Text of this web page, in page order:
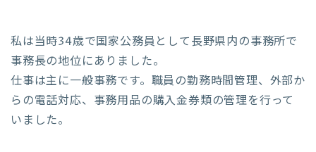
私は当時34歳で国家公務員として長野県内の事務所で
事務長の地位にありました。
仕事は主に一般事務です。職員の勤務時間管理、外部か
らの電話対応、事務用品の購入金券類の管理を行って
いました。